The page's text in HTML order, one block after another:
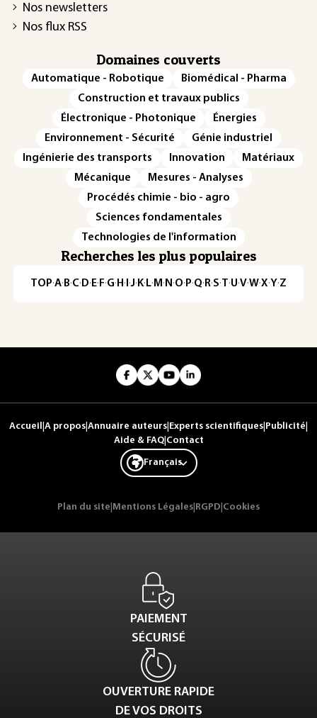
Nos newsletters
Nos flux RSS
Domaines couverts
Automatique - Robotique
Biomédical - Pharma
Construction et travaux publics
Électronique - Photonique
Énergies
Environnement - Sécurité
Génie industriel
Ingénierie des transports
Innovation
Matériaux
Mécanique
Mesures - Analyses
Procédés chimie - bio - agro
Sciences fondamentales
Technologies de l'information
Recherches les plus populaires
TOP·A·B·C· D· E· F·G· H · ·J· K· L· M · N ·O· P·Q· R·S·T·U·V·W·X·Y·Z
Accueil A propos Annuaire auteurs Experts scientifiques Publicité
Aide & FAQ| Contact
Français
Plan du site Mentions Légales RGPD Cookies
PAIEMENT
SÉCURISÉ
OUVERTURE RAPIDE
DE VOS DROITS